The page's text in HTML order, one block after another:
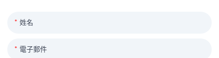
姓名
電子郵件